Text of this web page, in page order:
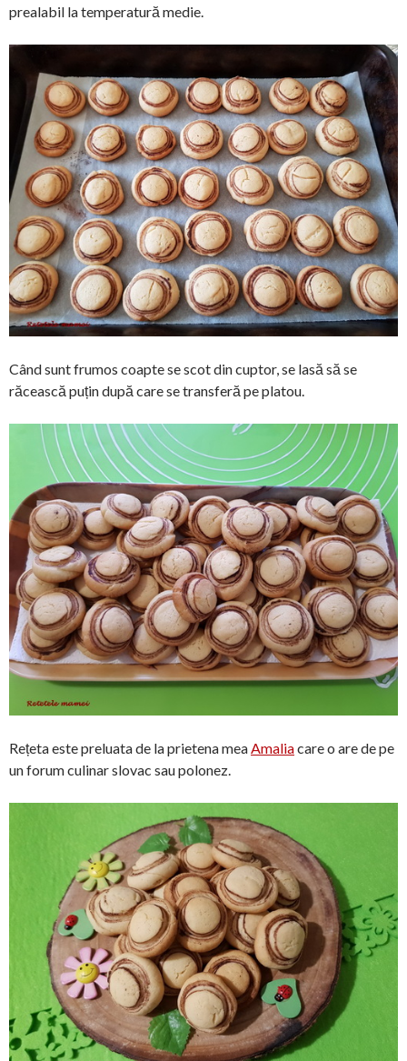
prealabil la temperatură medie.
Când sunt frumos coapte se scot din cuptor, se lasă să se
răcească puțin după care se transferă pe platou.
Rețeta este preluata de la prietena meaAmaliacare o are de pe
un forum culinar slovac sau polonez.